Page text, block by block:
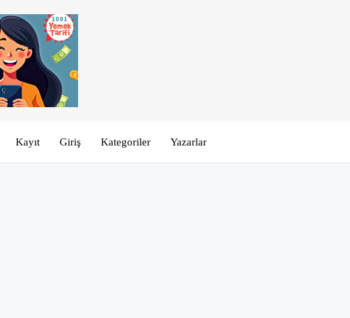
Kayıt Giriş Kategoriler Yazarlar